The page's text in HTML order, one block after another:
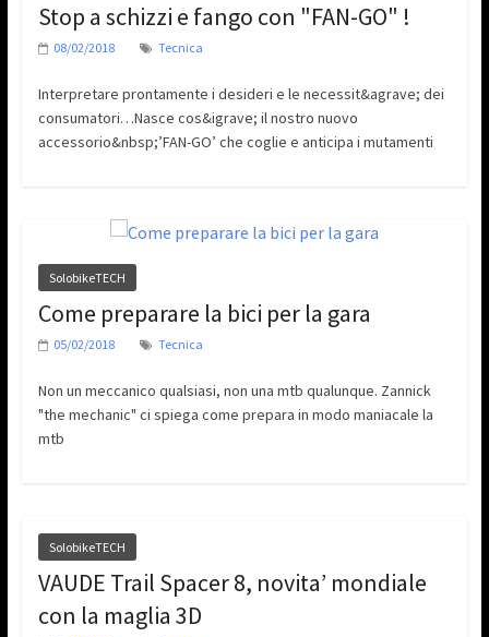
Stop a schizzi e fango con "FAN-GO" !
08/02/2018 Tecnica
Interpretare prontamente i desideri e le necessit&agrave; dei
consumatori…Nasce cos&igrave; il nostro nuovo
accessorio&nbsp;’FAN-GO’ che coglie e anticipa i mutamenti
SolobikeTECH
Come preparare la bici per la gara
05/02/2018 Tecnica
Non un meccanico qualsiasi, non una mtb qualunque. Zannick
"the mechanic" ci spiega come prepara in modo maniacale la
mtb
SolobikeTECH
VAUDE Trail Spacer 8, novita’ mondiale
con la maglia 3D